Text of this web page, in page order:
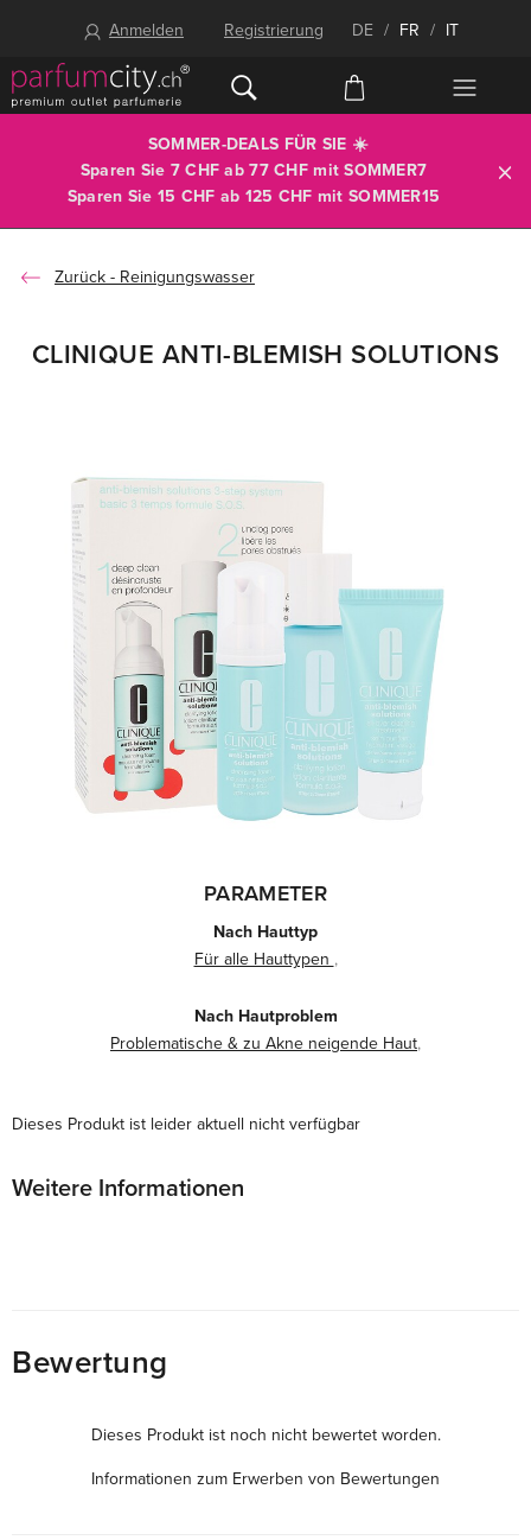
Anmelden Registrierung DE / FR / IT
SOMMER-DEALS FÜR SIE ☀️
Sparen Sie 7 CHF ab 77 CHF mitSOMMER7
Sparen Sie 15 CHF ab 125 CHF mit SOMMER15
Reinigungswasser
CLINIQUE ANTI-BLEMISH SOLUTIONS
PARAMETER
Nach Hauttyp
Für alle Hauttypen ,
Nach Hautproblem
Problematische & zu Akne neigende Haut,
Dieses Produkt ist leider aktuell nicht verfügbar
Weitere Informationen
Bewertung
Dieses Produkt ist noch nicht bewertet worden.
Informationen zum Erwerben von Bewertungen